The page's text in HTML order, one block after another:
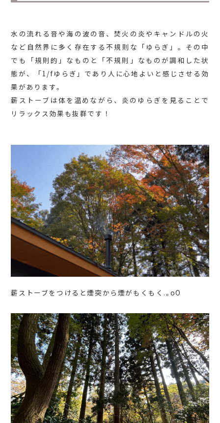
水の流れる音や海の波の音、焚火の炎やキャンドルの火
など自然界に多く存在する不規則な「ゆらぎ」。その中
でも「規則的」なものと「不規則」なものが調和した状
態が、「1/fゆらぎ」であり人に心地よいと感じさせる効
果があります。
薪ストーブは体を温めながら、炎のゆらぎを見ることで
リラックス効果も抜群です！
薪ストーブをつけると煙突から煙がもくもく.｡oO